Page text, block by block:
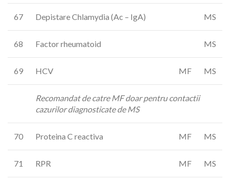
67 Depistare Chlamydia (Ac – IgA) MS
68 Factor rheumatoid MS
69 HCV MF MS
Recomandat de catre MF doar pentru contactii
cazurilor diagnosticate de MS
70 Proteina C reactiva MF MS
71 RPR MF MS